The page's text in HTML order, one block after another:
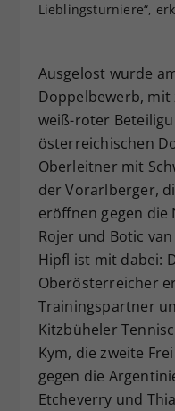
Lieblingsturniere“,
Ausgelost wurde
Doppelbewerb,
weiß-roter
österreichischen
Oberleitner mit
der Vorarlberger,
eröffnen gegen die
Rojer und Botic
Hipfl ist mit dabei:
Oberösterreicher
Trainingspartner
Kitzbüheler
Kym, die zweite
gegen die
Etcheverry und